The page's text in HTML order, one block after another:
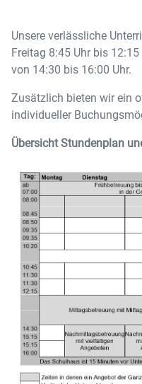
Unsere verlässliche
Freitag 8:45 Uhr bis
von 14:30 bis 16:00 Uhr.
Zusätzlich bieten wir ein
individueller
Übersicht Stundenplan